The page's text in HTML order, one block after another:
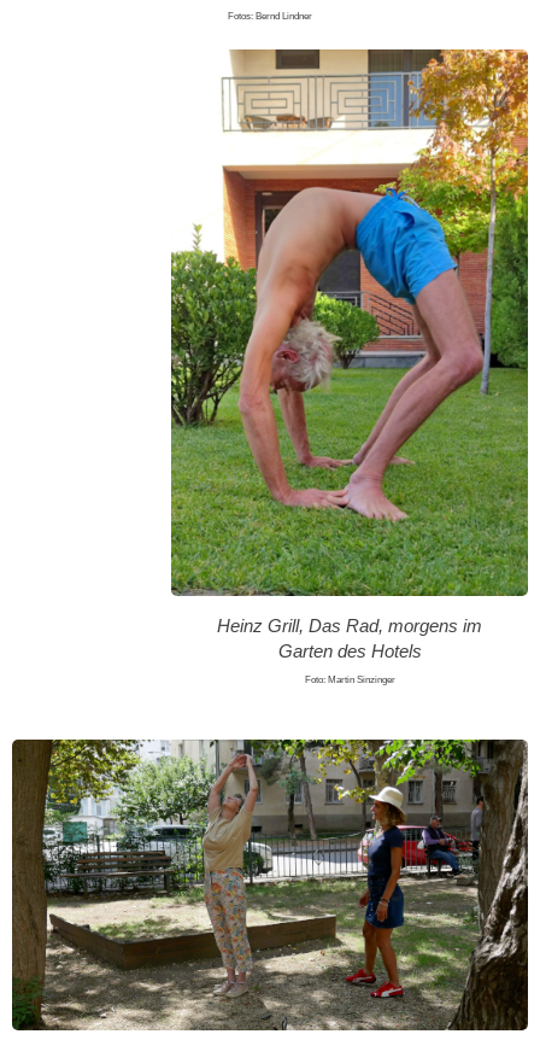
Fotos: Bernd Lindner
Heinz Grill, Das Rad, morgens im
Garten des Hotels
Foto: Martin Sinzinger